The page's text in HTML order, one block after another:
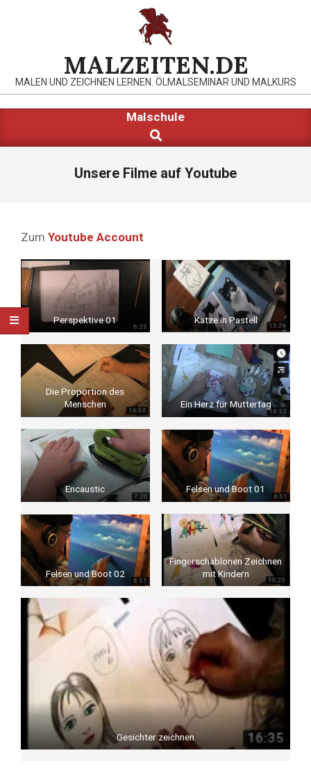
MALZEITEN.DE
MALEN UND ZEICHNEN LERNEN. ÖLMALSEMINAR UND MALKURS
Menu
Malschule
Search
Unsere Filme auf Youtube
Zum Youtube Account
Perspektive 01 Katze in Pastell
Die Proportion des
Menschen
Ein Herz für Muttertag
Encaustic Felsen und Boot 01
Felsen und Boot 02
Fingerschablonen Zeichnen
mit Kindern
Gesichter zeichnen